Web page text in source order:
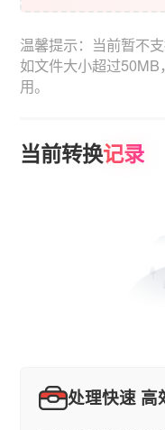
温馨提示：当前暂不
如文件大小超过
用。
当前转换记录
处理快速 高